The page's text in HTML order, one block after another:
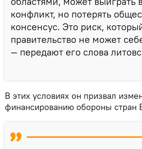
конфликт, но потерять
консенсус. Это риск,
правительство не может
— передают его слова
В этих условиях он призвал
финансированию обороны стран